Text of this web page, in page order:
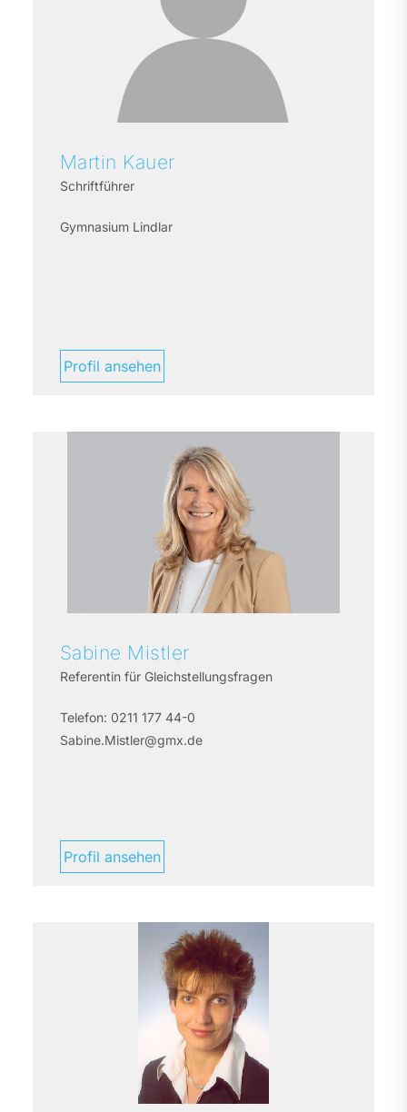
Martin Kauer
Schriftführer
Gymnasium Lindlar
Profil ansehen
Sabine Mistler
Referentin für Gleichstellungsfragen
Telefon: 0211 177 44-0
Sabine.Mistler@gmx.de
Profil ansehen